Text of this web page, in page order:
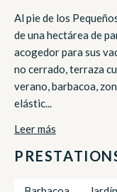
Al pie de los
de una hectárea de
acogedor para sus
no cerrado, terraza
verano, barbacoa,
elástic...
Leer más